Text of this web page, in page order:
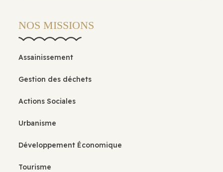
NOS MISSIONS
Assainissement
Gestion des déchets
Actions Sociales
Urbanisme
Développement Économique
Tourisme